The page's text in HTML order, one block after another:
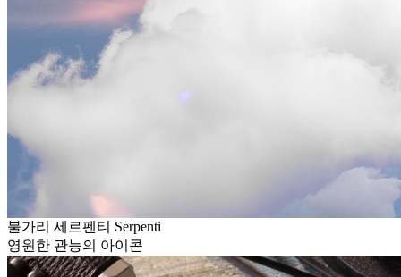
불가리 세르펜티 Serpenti
영원한 관능의 아이콘